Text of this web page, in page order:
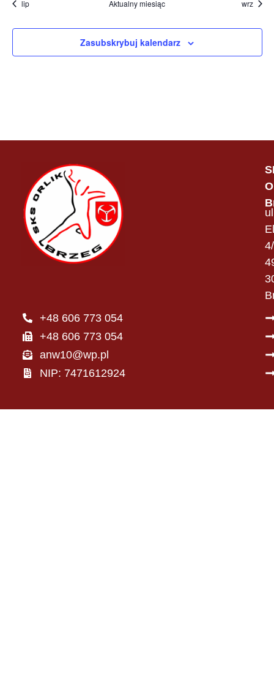
lip Aktualny miesiąc wrz
Zasubskrybuj kalendarz
+48 606 773 054
+48 606 773 054
anw10@wp.pl
NIP: 7471612924